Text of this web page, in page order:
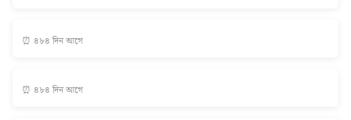
⏰ ৪৮৪ দিন আগে
⏰ ৪৮৪ দিন আগে